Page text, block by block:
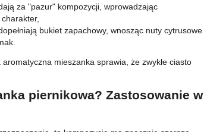
za "pazur" kompozycji, wprowadzając
bukiet zapachowy, wnosząc nuty cytrusowe
mieszanka sprawia, że zwykłe ciasto
piernikowa? Zastosowanie w